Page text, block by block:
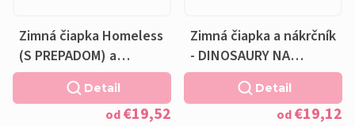
Zimná čiapka Homeless
(S PREPADOM) a
nákrčník - DINOSAURY
NA HNEDEJ - fleecová
hnedá podšívka
od€19,52
Detail
Zimná čiapka a nákrčník
- DINOSAURY NA
HNEDEJ - fleecová
hnedá podšívka
od€19,12
Detail